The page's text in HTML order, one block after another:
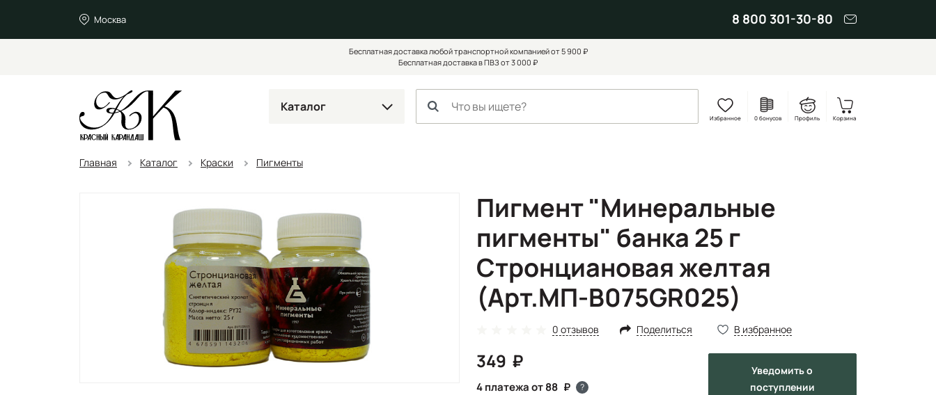
Москва 8 800 301-30-80
Бесплатная доставка любой транспортной компанией от 5 900 ₽
Бесплатная доставка в ПВЗ от 3 000 ₽
Каталог
Избранное 0 бонусов Профиль Корзина
Главная Каталог Краски Пигменты
Пигмент "Минеральные
пигменты" банка 25 г
Стронциановая желтая
(Арт.МП-B075GR025)
0 отзывов Поделиться В избранное
349
4 платежа от 88 ?
Уведомитьо
поступлении